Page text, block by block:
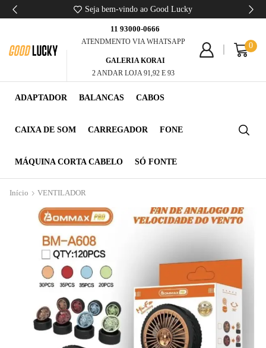
Seja bem-vindo ao Good Lucky
11 93000-0666
ATENDMENTO VIA WHATSAPP
GALERIA KORAI
2 ANDAR LOJA 91,92 E 93
0
ADAPTADOR BALANCAS CABOS
CAIXA DE SOM CARREGADOR FONE
MÁQUINA CORTA CABELO SÓ FONTE
Início VENTILADOR